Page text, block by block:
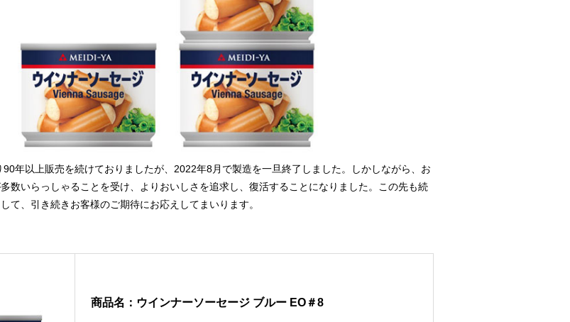
年以上販売を続けておりましたが、2022年8月で製造を一旦終了しました。しかしながら、お
数いらっしゃることを受け、よりおいしさを追求し、復活することになりました。この先も続
て、引き続きお客様のご期待にお応えしてまいります。
商品名：ウインナーソーセージ ブルー EO＃8